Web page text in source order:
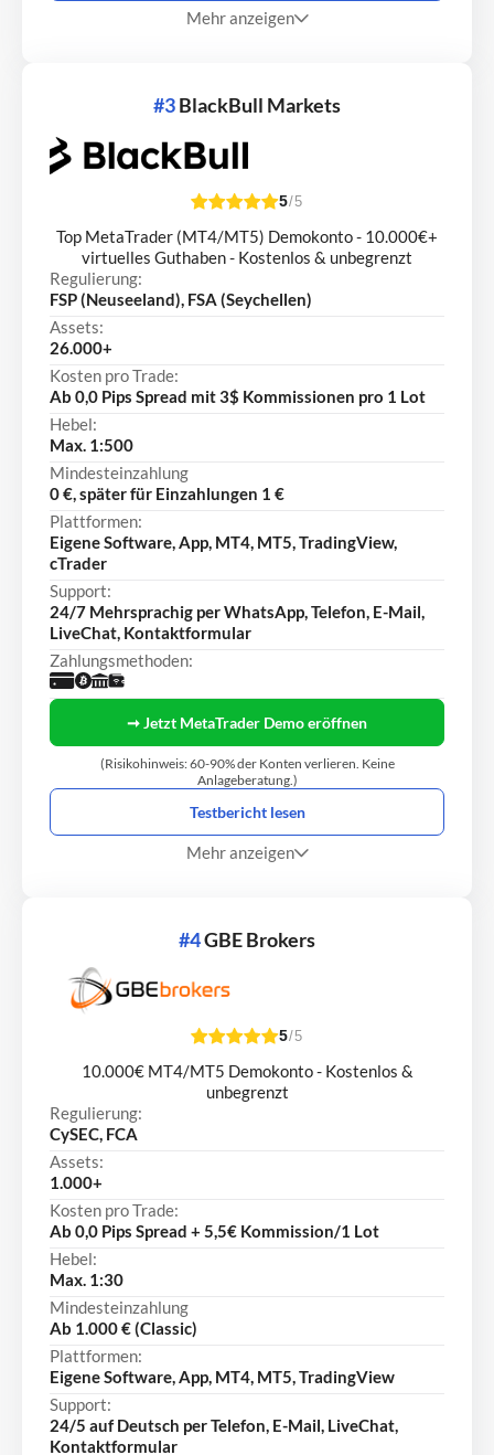
Mehr anzeigen
#3BlackBull Markets
5/5
Top MetaTrader (MT4/MT5) Demokonto - 10.000€+
virtuelles Guthaben - Kostenlos & unbegrenzt
Regulierung:
FSP (Neuseeland), FSA (Seychellen)
Assets:
26.000+
Kosten pro Trade:
Ab 0,0 Pips Spread mit 3$ Kommissionen pro 1 Lot
Hebel:
Max. 1:500
Mindesteinzahlung
0 €, später für Einzahlungen 1 €
Plattformen:
Eigene Software, App, MT4, MT5, TradingView,
cTrader
Support:
24/7 Mehrsprachig per WhatsApp, Telefon, E-Mail,
LiveChat, Kontaktformular
Zahlungsmethoden:
➞ Jetzt MetaTrader Demo eröffnen
(Risikohinweis: 60-90% der Konten verlieren. Keine
Anlageberatung.)
Testbericht lesen
Mehr anzeigen
#4GBE Brokers
5/5
10.000€ MT4/MT5 Demokonto - Kostenlos &
unbegrenzt
Regulierung:
CySEC, FCA
Assets:
1.000+
Kosten pro Trade:
Ab 0,0 Pips Spread + 5,5€ Kommission/1 Lot
Hebel:
Max. 1:30
Mindesteinzahlung
Ab 1.000 € (Classic)
Plattformen:
Eigene Software, App, MT4, MT5, TradingView
Support:
24/5 auf Deutsch per Telefon, E-Mail, LiveChat,
Kontaktformular